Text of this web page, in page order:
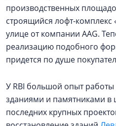
производственных
строящийся лофт-комплекс
улице от компании AAG.
реализацию подобного
придется по душе
У RBI большой опыт работы
зданиями и памятниками в
последних крупных